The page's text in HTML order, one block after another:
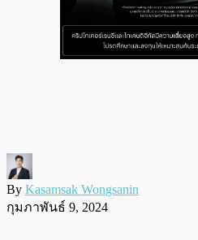
By Kasamsak Wongsanin
กุมภาพันธ์ 9, 2024